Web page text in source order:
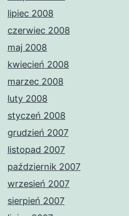
lipiec 2008
czerwiec 2008
maj 2008
kwiecień 2008
marzec 2008
luty 2008
styczeń 2008
grudzień 2007
listopad 2007
październik 2007
wrzesień 2007
sierpień 2007